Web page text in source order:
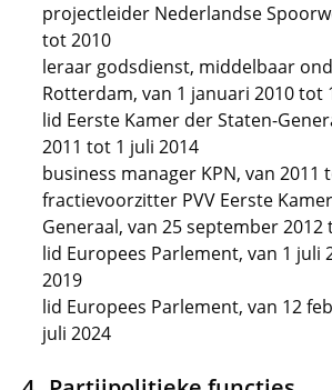
projectleider Nederlandse
tot 2010
leraar godsdienst, middelbaar
Rotterdam, van 1 januari 2010 tot
lid Eerste Kamer der Staten-
2011 tot 1 juli 2014
business manager KPN, van 2011
fractievoorzitter PVV Eerste
Generaal, van 25 september 2012
lid Europees Parlement, van 1 juli
2019
lid Europees Parlement, van 12
juli 2024